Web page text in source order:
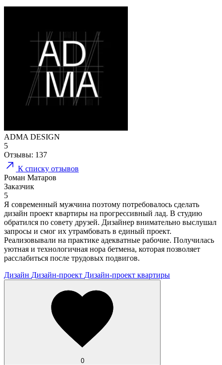
ADMA DESIGN
5
Отзывы: 137
К списку отзывов
Роман Матаров
Заказчик
5
Я современный мужчина поэтому потребовалось сделать
дизайн проект квартиры на прогрессивный лад. В студию
обратился по совету друзей. Дизайнер внимательно выслушал
запросы и смог их утрамбовать в единый проект.
Реализовывали на практике адекватные рабочие. Получилась
уютная и технологичная нора бетмена, которая позволяет
расслабиться после трудовых подвигов.
Дизайн Дизайн-проект Дизайн-проект квартиры
0